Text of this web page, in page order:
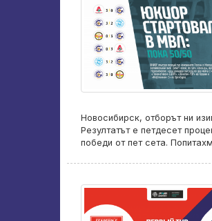
Новосибирск, отборът ни
Резултатът е петдесет
победи от пет сета.